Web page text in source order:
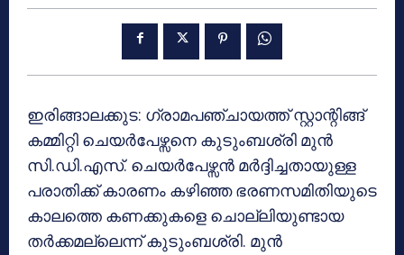
ഇരിങ്ങാലക്കുട: ഗ്രാമപഞ്ചായത്ത് സ്റ്റാന്റിങ്ങ്
കമ്മിറ്റി ചെയര്‍പേഴ്സനെ കുടുംബശ്രി മുന്‍
സി.ഡി.എസ്. ചെയര്‍പേഴ്സന്‍ മര്‍ദ്ദിച്ചതായുള്ള
പരാതിക്ക് കാരണം കഴിഞ്ഞ ഭരണസമിതിയുടെ
കാലത്തെ കണക്കുകളെ ചൊല്ലിയുണ്ടായ
തര്‍ക്കമല്ലെന്ന് കുടുംബശ്രി. മുന്‍